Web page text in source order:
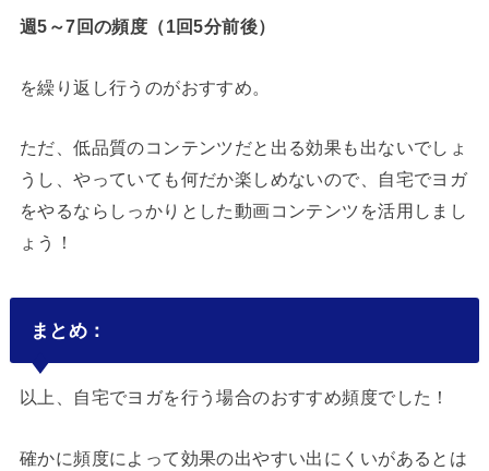
週5～7回の頻度（1回5分前後）
を繰り返し行うのがおすすめ。
ただ、低品質のコンテンツだと出る効果も出ないでしょ
うし、やっていても何だか楽しめないので、自宅でヨガ
をやるならしっかりとした動画コンテンツを活用しまし
ょう！
まとめ：
以上、自宅でヨガを行う場合のおすすめ頻度でした！
確かに頻度によって効果の出やすい出にくいがあるとは